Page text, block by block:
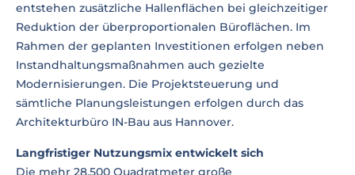
entstehen zusätzliche Hallenflächen bei gleichzeitiger
Reduktion der überproportionalen Büroflächen. Im
Rahmen der geplanten Investitionen erfolgen neben
Instandhaltungsmaßnahmen auch gezielte
Modernisierungen. Die Projektsteuerung und
sämtliche Planungsleistungen erfolgen durch das
Architekturbüro IN-Bau aus Hannover.
Langfristiger Nutzungsmix entwickelt sich
Die mehr 28.500 Quadratmeter große